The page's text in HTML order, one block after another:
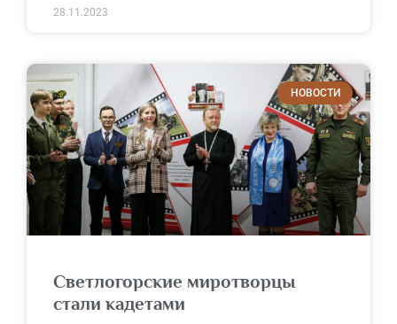
28.11.2023
НОВОСТИ
Светлогорские миротворцы
стали кадетами